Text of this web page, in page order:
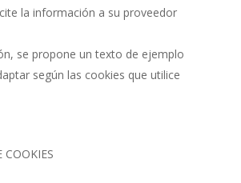
la información a su proveedor
se propone un texto de ejemplo
según las cookies que utilice
COOKIES